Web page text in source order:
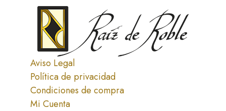
Aviso Legal
Política de privacidad
Condiciones de compra
Mi Cuenta